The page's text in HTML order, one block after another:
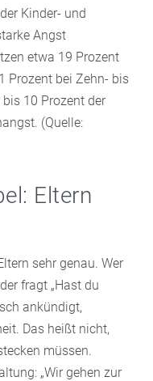
Kinder- und
Angst
etwa 19 Prozent
Prozent bei Zehn- bis
10 Prozent der
(Quelle:
Eltern
sehr genau. Wer
fragt „Hast du
ankündigt,
Das heißt nicht,
müssen.
„Wir gehen zur